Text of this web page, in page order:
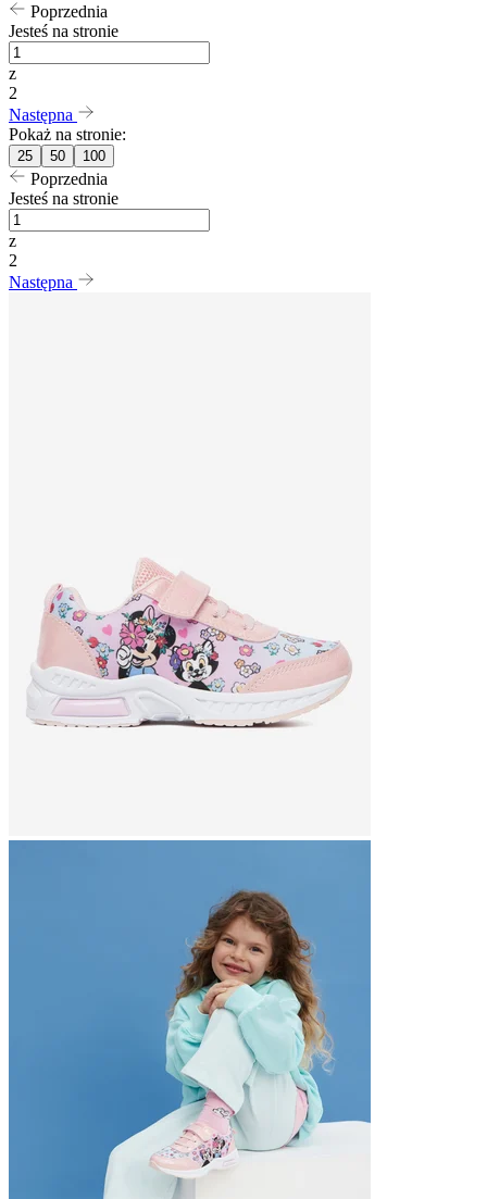
Poprzednia
Jesteś na stronie
z
2
Następna
Pokaż na stronie:
25 50 100
Poprzednia
Jesteś na stronie
z
2
Następna